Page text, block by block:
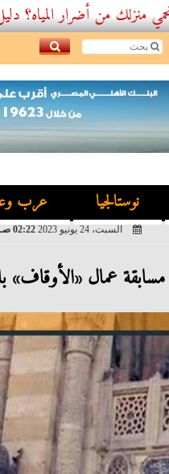
أضرار المياه؟ دليل
نوستالجيا عرب
السبت، 24 يونيو 2023 02:22 صـ
عمال «الأوقاف»